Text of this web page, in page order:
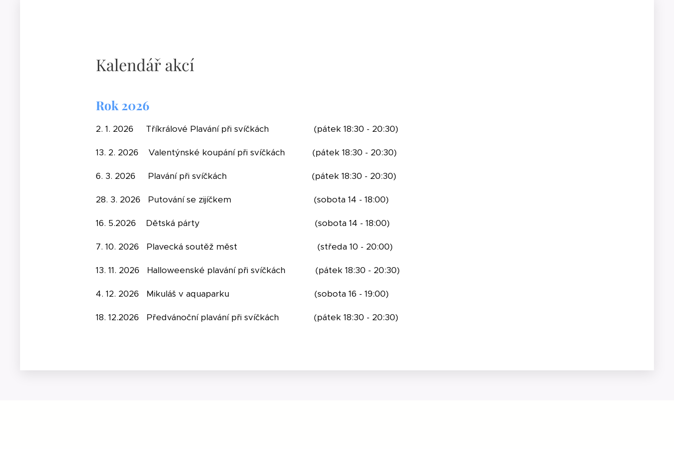
Kalendář akcí
Rok 2026
2. 1. 2026 Tříkrálové Plavání při svíčkách (pátek 18:30 - 20:30)
13. 2. 2026 Valentýnské koupání při svíčkách (pátek 18:30 - 20:30)
6. 3. 2026 Plavání při svíčkách (pátek 18:30 - 20:30)
28. 3. 2026 Putování se zijíčkem (sobota 14 - 18:00)
16. 5.2026 Dětská párty (sobota 14 - 18:00)
7. 10. 2026 Plavecká soutěž měst (středa 10 - 20:00)
13. 11. 2026 Halloweenské plavání při svíčkách (pátek 18:30 - 20:30)
4. 12. 2026 Mikuláš v aquaparku (sobota 16 - 19:00)
18. 12.2026 Předvánoční plavání při svíčkách (pátek 18:30 - 20:30)